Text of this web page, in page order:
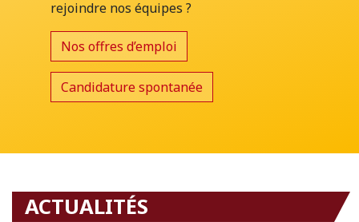
rejoindre nos équipes ?
Nos offres d’emploi
Candidature spontanée
ACTUALITÉS